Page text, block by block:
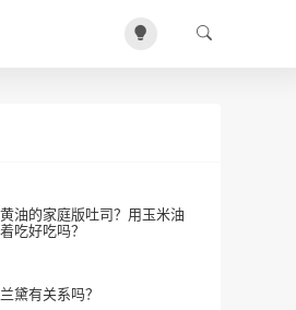
油的家庭版吐司？用玉米油
吃好吃吗？
黛有关系吗？